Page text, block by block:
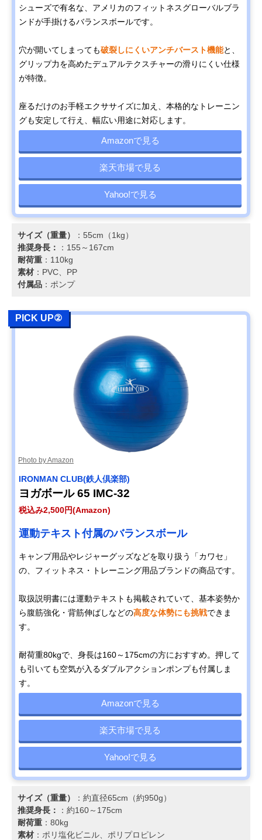
シューズで有名な、アメリカのフィットネスグローバルブラ
ンドが手掛けるバランスボールです。
穴が開いてしまっても破裂しにくいアンチバースト機能と、
グリップ力を高めたデュアルテクスチャーの滑りにくい仕様
が特徴。
座るだけのお手軽エクササイズに加え、本格的なトレーニン
グも安定して行え、幅広い用途に対応します。
Amazonで見る
楽天市場で見る
Yahoo!で見る
サイズ（重量）
：55cm（1kg）
推奨身長：
：155～167cm
耐荷重 ：110kg
素材 ：PVC、PP
付属品 ：ポンプ
PICK UP②
Photo by Amazon
IRONMAN CLUB(鉄人倶楽部)
ヨガボール 65 IMC-32
税込み2,500円(Amazon)
運動テキスト付属のバランスボール
キャンプ用品やレジャーグッズなどを取り扱う「カワセ」
の、フィットネス・トレーニング用品ブランドの商品です。
取扱説明書には運動テキストも掲載されていて、基本姿勢か
ら腹筋強化・背筋伸ばしなどの高度な体勢にも挑戦できま
す。
耐荷重80kgで、身長は160～175cmの方におすすめ。押して
も引いても空気が入るダブルアクションポンプも付属しま
す。
Amazonで見る
楽天市場で見る
Yahoo!で見る
サイズ（重量）
：約直径65cm（約950g）
推奨身長：
：約160～175cm
耐荷重 ：80kg
素材 ：ポリ塩化ビニル、ポリプロピレン